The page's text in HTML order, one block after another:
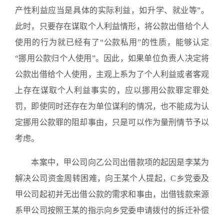
产性利益应当是具体的实际利益，如升学、就业等”。
此时，只要存在谋取个人利益情形，将公款出借给个人
使用的行为就已经有了“公款私用”的性质，能够认定
“挪用公款归个人使用”。因此，如果单位负责人决定将
公款出借给个人使用，主观上系为了个人利益或者客观
上存在谋取个人利益事实的，应以挪用公款罪定罪处
罚，即使同时还存在为单位谋利的情况，也不能成为认
定挪用公款罪的阻却事由，只是可以作为量刑情节予以
考虑。
本案中，甲公司向乙公司出借款项的起因是李某为
解决公司资金周转困难，向王某个人提起，C乡党委及
甲公司起初并无出借公款的需求和事由，出借钱款来源
系甲公司按照王某的指示向乡党委申请拨付的拆迁补偿